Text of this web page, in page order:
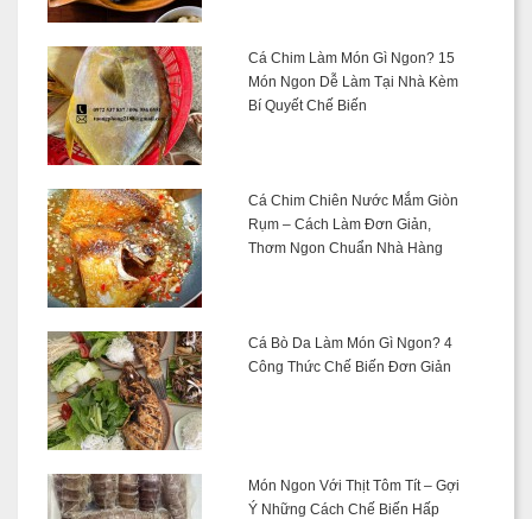
Cá Chim Làm Món Gì Ngon? 15
Món Ngon Dễ Làm Tại Nhà Kèm
Bí Quyết Chế Biến
Cá Chim Chiên Nước Mắm Giòn
Rụm – Cách Làm Đơn Giản,
Thơm Ngon Chuẩn Nhà Hàng
Cá Bò Da Làm Món Gì Ngon? 4
Công Thức Chế Biến Đơn Giản
Món Ngon Với Thịt Tôm Tít – Gợi
Ý Những Cách Chế Biến Hấp